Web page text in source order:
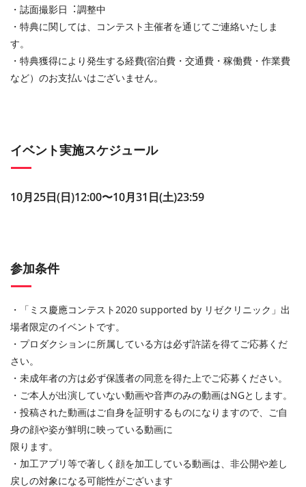
・誌⾯撮影⽇︓調整中
・特典に関しては、コンテスト主催者を通じてご連絡いたしま
す。
・特典獲得により発⽣する経費(宿泊費・交通費・稼働費・作業費
など）のお⽀払いはございません。
イベント実施スケジュール
10⽉25⽇(日)12:00〜10⽉31⽇(土)23:59
参加条件
・「ミス慶應コンテスト2020 supported by リゼクリニック」出
場者限定のイベントです。
・プロダクションに所属している⽅は必ず許諾を得てご応募くだ
さい。
・未成年者の⽅は必ず保護者の同意を得た上でご応募ください。
・ご本⼈が出演していない動画や⾳声のみの動画はNGとします。
・投稿された動画はご⾃⾝を証明するものになりますので、ご⾃
⾝の顔や姿が鮮明に映っている動画に
限ります。
・加⼯アプリ等で著しく顔を加⼯している動画は、⾮公開や差し
戻しの対象になる可能性がございます